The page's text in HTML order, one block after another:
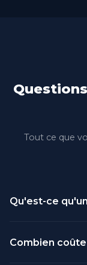
Tout ce que
Qu'est-ce
directeur
Combien